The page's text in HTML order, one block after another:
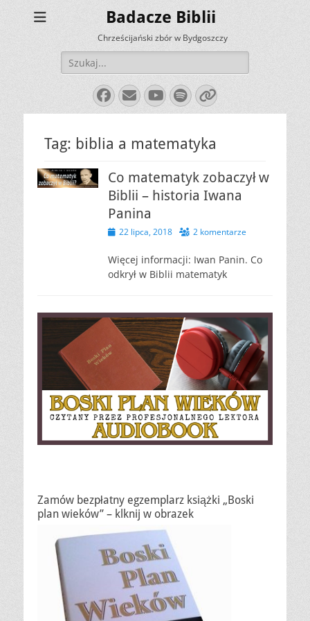
Badacze Biblii
Chrześcijański zbór w Bydgoszczy
Szukaj:
Facebook
E-
mail
YouTube
Spotify
Link
Tag: biblia a matematyka
Co matematyk zobaczył w
Biblii – historia Iwana
Panina
Opublikowano
22 lipca, 2018 2 komentarze
Więcej informacji: Iwan Panin. Co
odkrył w Biblii matematyk
Zamów bezpłatny egzemplarz książki „Boski
plan wieków” – klknij w obrazek